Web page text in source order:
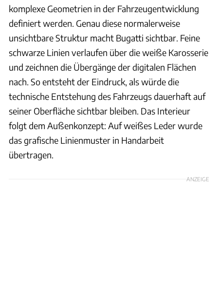
komplexe Geometrien in der Fahrzeugentwicklung
definiert werden. Genau diese normalerweise
unsichtbare Struktur macht Bugatti sichtbar. Feine
schwarze Linien verlaufen über die weiße Karosserie
und zeichnen die Übergänge der digitalen Flächen
nach. So entsteht der Eindruck, als würde die
technische Entstehung des Fahrzeugs dauerhaft auf
seiner Oberfläche sichtbar bleiben. Das Interieur
folgt dem Außenkonzept: Auf weißes Leder wurde
das grafische Linienmuster in Handarbeit
übertragen.
ANZEIGE